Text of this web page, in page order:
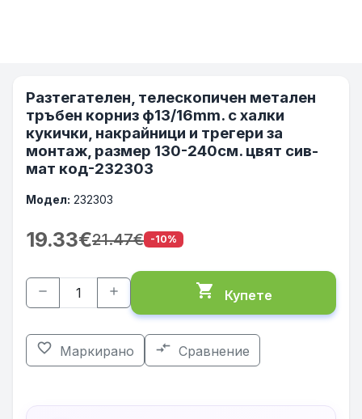
Разтегателен, телескопичен метален
тръбен корниз ф13/16mm. с халки
кукички, накрайници и трегери за
монтаж, размер 130-240см. цвят сив-
мат код-232303
Модел: 232303
19.33€21.47€ -10%
remove add shopping_cart Купете
favorite_border Маркирано compare_arrows Сравнение